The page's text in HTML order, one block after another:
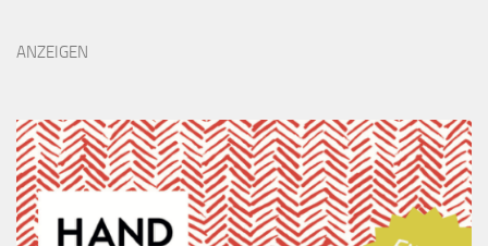
ANZEIGEN